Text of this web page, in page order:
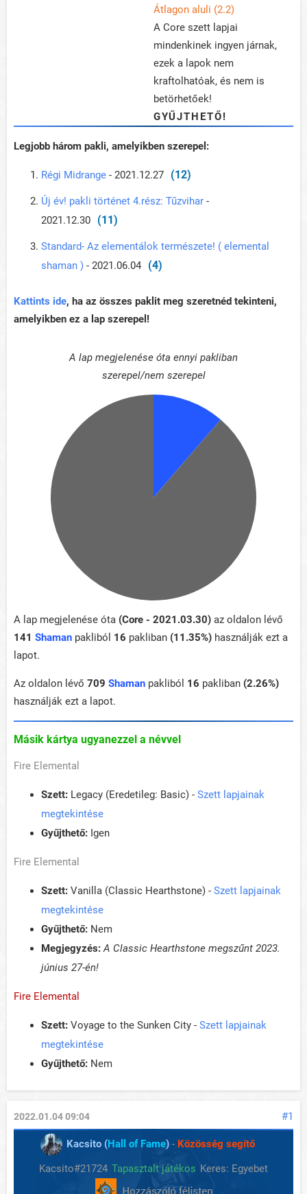
Átlagon aluli (2.2)
A Core szett lapjai
mindenkinek ingyen járnak,
ezek a lapok nem
kraftolhatóak, és nem is
betörhetőek!
GYŰJTHETŐ!
Legjobb három pakli, amelyikben szerepel:
Régi Midrange - 2021.12.27 (12)
Új év! pakli történet 4.rész: Tűzvihar -
2021.12.30
(11)
Standard- Az elementálok természete! ( elemental
shaman ) - 2021.06.04 (4)
Kattints ide, ha az összes paklit meg szeretnéd tekinteni,
amelyikben ez a lap szerepel!
A lap megjelenése óta ennyi pakliban
szerepel/nem szerepel
A lap megjelenése óta (Core - 2021.03.30) az oldalon lévő
141 Shaman pakliból 16 pakliban (11.35%) használják ezt a
lapot.
Az oldalon lévő 709 Shaman pakliból 16 pakliban (2.26%)
használják ezt a lapot.
Másik kártya ugyanezzel a névvel
Fire Elemental
Szett: Legacy (Eredetileg: Basic) - Szett lapjainak
megtekintése
Gyűjthető: Igen
Fire Elemental
Szett: Vanilla (Classic Hearthstone) - Szett lapjainak
megtekintése
Gyűjthető: Nem
Megjegyzés: A Classic Hearthstone megszűnt 2023.
június 27-én!
Fire Elemental
Szett: Voyage to the Sunken City - Szett lapjainak
megtekintése
Gyűjthető: Nem
#1
2022.01.04 09:04
Kacsito (Hall of Fame) - Közösség segítő
Kacsito#21724 Tapasztalt játékos Keres: Egyebet